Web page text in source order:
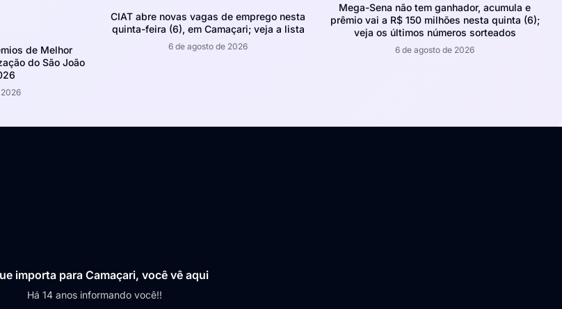
de Melhor
do São João
CIAT abre novas vagas de emprego nesta
quinta-feira (6), em Camaçari; veja a lista
6 de agosto de 2026
Mega-Sena não tem ganhador, acumula e
prêmio vai a R$ 150 milhões nesta quinta (6);
veja os últimos números sorteados
6 de agosto de 2026
importa para Camaçari, você vê aqui
Há 14 anos informando você!!